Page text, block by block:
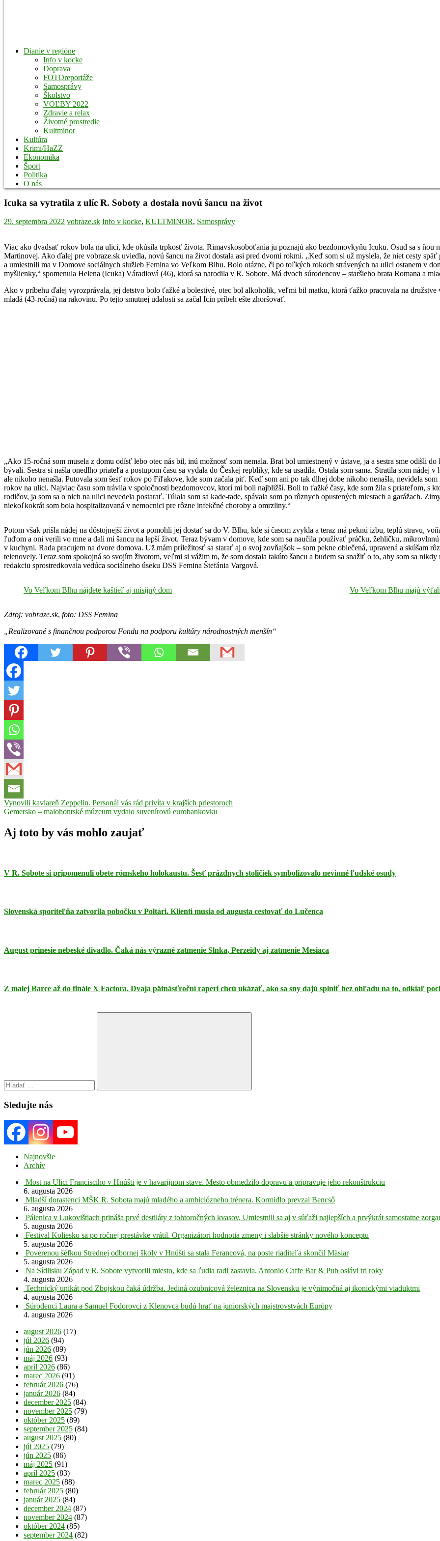
Dianie v regióne
Info v kocke
Doprava
FOTOreportáže
Samosprávy
Školstvo
VOĽBY 2022
Zdravie a relax
Životné prostredie
Kultminor
Kultúra
Krimi/HaZZ
Ekonomika
Šport
Politika
O nás
Icuka sa vytratila z ulíc R. Soboty a dostala novú šancu na život
29. septembra 2022 vobraze.sk Info v kocke, KULTMINOR, Samosprávy
Viac ako dvadsať rokov bola na ulici, kde okúsila trpkosť života. Rimavskosoboťania ju poznajú ako bezdomovkyňu Icuku. Osud sa s ňou
Martinovej. Ako ďalej pre vobraze.sk uviedla, novú šancu na život dostala asi pred dvomi rokmi. „Keď som si už myslela, že niet cesty
a umiestnili ma v Domove sociálnych služieb Femina vo Veľkom Blhu. Bolo otázne, či po toľkých rokoch strávených na ulici ostanem v
myšlienky,“ spomenula Helena (Icuka) Váradiová (46), ktorá sa narodila v R. Sobote. Má dvoch súrodencov – staršieho brata Romana a
Ako v príbehu ďalej vyrozprávala, jej detstvo bolo ťažké a bolestivé, otec bol alkoholik, veľmi bil matku, ktorá ťažko pracovala na
mladá (43-ročná) na rakovinu. Po tejto smutnej udalosti sa začal Icin príbeh ešte zhoršovať.
„Ako 15-ročná som musela z domu odísť lebo otec nás bil, inú možnosť som nemala. Brat bol umiestnený v ústave, ja a sestra sme odišli
bývali. Sestra si našla onedlho priateľa a postupom času sa vydala do Českej repbliky, kde sa usadila. Ostala som sama. Stratila som
ale nikoho nenašla. Putovala som šesť rokov po Fiľakove, kde som začala piť. Keď som ani po tak dlhej dobe nikoho nenašla, nevidela
rokov na ulici. Najviac času som trávila v spoločnosti bezdomovcov, ktorí mi boli najbližší. Boli to ťažké časy, kde som žila s priateľom, s
rodičov, ja som sa o nich na ulici nevedela postarať. Túlala som sa kade-tade, spávala som po rôznych opustených miestach a garážach.
niekoľkokrát som bola hospitalizovaná v nemocnici pre rôzne infekčné choroby a omrzliny.“
Potom však prišla nádej na dôstojnejší život a pomohli jej dostať sa do V. Blhu, kde si časom zvykla a teraz má peknú izbu, teplú stravu,
ľuďom a oni verili vo mne a dali mi šancu na lepší život. Teraz bývam v domove, kde som sa naučila používať práčku, žehličku,
v kuchyni. Rada pracujem na dvore domova. Už mám príležitosť sa starať aj o svoj zovňajšok – som pekne oblečená, upravená a skúšam
telenovely. Teraz som spokojná so svojím životom, veľmi si vážim to, že som dostala takúto šancu a budem sa snažiť o to, aby som sa
redakciu sprostredkovala vedúca sociálneho úseku DSS Femina Štefánia Vargová.
Vo Veľkom Blhu nájdete kaštieľ aj misijný dom Vo Veľkom Blhu majú
Zdroj: vobraze.sk, foto: DSS Femina
„Realizované s finančnou podporou Fondu na podporu kultúry národnostných menšín“
Navigácia
v
článku
Previous
Post:
Vynovili kaviareň Zeppelin. Personál vás rád privíta v krajších priestoroch
Next
Gemersko – malohontské múzeum vydalo suvenírovú eurobankovku
Aj toto by vás mohlo zaujať
V R. Sobote si pripomenuli obete rómskeho holokaustu. Šesť prázdnych stoličiek symbolizovalo nevinné ľudské osudy
Slovenská sporiteľňa zatvorila pobočku v Poltári. Klienti musia od augusta cestovať do Lučenca
August prinesie nebeské divadlo. Čaká nás výrazné zatmenie Slnka, Perzeidy aj zatmenie Mesiaca
Z malej Barce až do finále X Factora. Dvaja pätnásťroční raperi chcú ukázať, ako sa sny dajú splniť bez ohľadu na to, odkiaľ
Search
Sledujte nás
Najnovšie
Archív
Most na Ulici Francisciho v Hnúšti je v havarijnom stave. Mesto obmedzilo dopravu a pripravuje jeho rekonštrukciu
6. augusta 2026
Mladší dorastenci MŠK R. Sobota majú mladého a ambiciózneho trénera. Kormidlo prevzal Bencső
6. augusta 2026
Pálenica v Lukovištiach prináša prvé destiláty z tohtoročných kvasov. Umiestnili sa aj v súťaži najlepších a prvýkrát samostatne
5. augusta 2026
Festival Koliesko sa po ročnej prestávke vrátil. Organizátori hodnotia zmeny i slabšie stránky nového konceptu
5. augusta 2026
Poverenou šéfkou Strednej odbornej školy v Hnúšti sa stala Ferancová, na poste riaditeľa skončil Mäsiar
5. augusta 2026
Na Sídlisku Západ v R. Sobote vytvorili miesto, kde sa ľudia radi zastavia. Antonio Caffe Bar & Pub oslávi tri roky
4. augusta 2026
Technický unikát pod Zbojskou čaká údržba. Jediná ozubnicová železnica na Slovensku je výnimočná aj ikonickými viaduktmi
4. augusta 2026
Súrodenci Laura a Samuel Fodorovci z Klenovca budú hrať na juniorských majstrovstvách Európy
4. augusta 2026
august 2026 (17)
júl 2026 (94)
jún 2026 (89)
máj 2026 (93)
apríl 2026 (86)
marec 2026 (91)
február 2026 (76)
január 2026 (84)
december 2025 (84)
november 2025 (79)
október 2025 (89)
september 2025 (84)
august 2025 (80)
júl 2025 (79)
jún 2025 (86)
máj 2025 (91)
apríl 2025 (83)
marec 2025 (88)
február 2025 (80)
január 2025 (84)
december 2024 (87)
november 2024 (87)
október 2024 (85)
september 2024 (82)